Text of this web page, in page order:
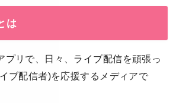
は
プリで、日々、ライブ配信を頑張っ
ブ配信者)を応援するメディアで